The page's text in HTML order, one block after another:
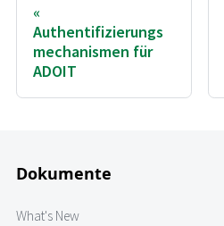
Authentifizierungs
mechanismen für
ADOIT
Dokumente
What's New